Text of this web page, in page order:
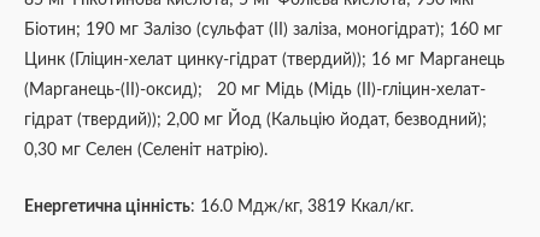
Біотин; 190 мг Залізо (сульфат (ІІ) заліза, моногідрат); 160 мг
Цинк (Гліцин-хелат цинку-гідрат (твердий)); 16 мг Марганець
(Марганець-(II)-оксид); 20 мг Мідь (Мідь (II)-гліцин-хелат-
гідрат (твердий)); 2,00 мг Йод (Кальцію йодат, безводний);
0,30 мг Селен (Селеніт натрію).
Енергетична цінність: 16.0 Мдж/кг, 3819 Ккал/кг.